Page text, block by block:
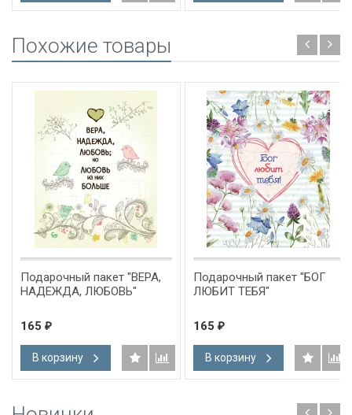
Похожие товары
Подарочный пакет "ВЕРА,
НАДЕЖДА, ЛЮБОВЬ"
165 ₽
В корзину
Подарочный пакет "БОГ
ЛЮБИТ ТЕБЯ"
165 ₽
В корзину